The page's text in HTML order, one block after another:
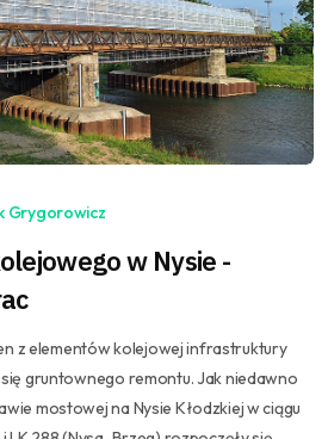
Grygorowicz
w Nysie -
z elementów kolejowej infrastruktury
gruntownego remontu. Jak niedawno
mostowej na Nysie Kłodzkiej w ciągu